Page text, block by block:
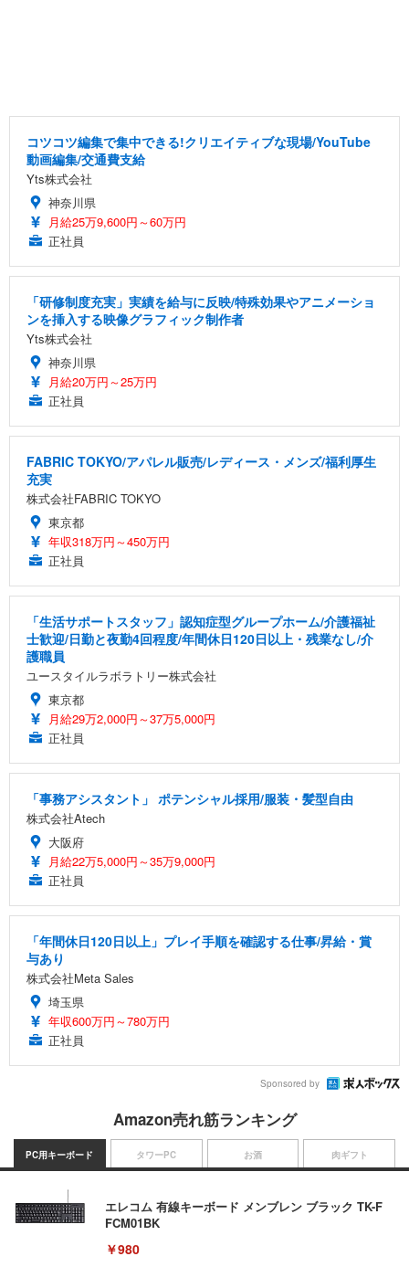
コツコツ編集で集中できる!クリエイティブな現場/YouTube
動画編集/交通費支給
Yts株式会社
神奈川県
月給25万9,600円～60万円
正社員
「研修制度充実」実績を給与に反映/特殊効果やアニメーショ
ンを挿入する映像グラフィック制作者
Yts株式会社
神奈川県
月給20万円～25万円
正社員
FABRIC TOKYO/アパレル販売/レディース・メンズ/福利厚生
充実
株式会社FABRIC TOKYO
東京都
年収318万円～450万円
正社員
「生活サポートスタッフ」認知症型グループホーム/介護福祉
士歓迎/日勤と夜勤4回程度/年間休日120日以上・残業なし/介
護職員
ユースタイルラボラトリー株式会社
東京都
月給29万2,000円～37万5,000円
正社員
「事務アシスタント」 ポテンシャル採用/服装・髪型自由
株式会社Atech
大阪府
月給22万5,000円～35万9,000円
正社員
「年間休日120日以上」プレイ手順を確認する仕事/昇給・賞
与あり
株式会社Meta Sales
埼玉県
年収600万円～780万円
正社員
Sponsored by
Amazon売れ筋ランキング
PC用キーボード
エレコム 有線キーボード メンブレン ブラック TK-F
FCM01BK
￥980
タワーPC お酒 肉ギフト